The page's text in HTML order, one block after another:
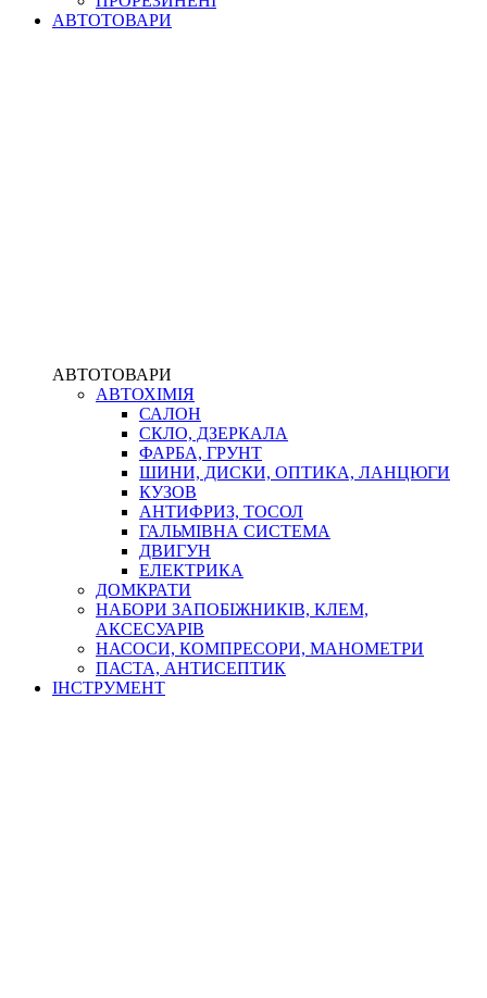
АВТОТОВАРИ
АВТОТОВАРИ
АВТОХІМІЯ
САЛОН
СКЛО, ДЗЕРКАЛА
ФАРБА, ГРУНТ
ШИНИ, ДИСКИ, ОПТИКА, ЛАНЦЮГИ
КУЗОВ
АНТИФРИЗ, ТОСОЛ
ГАЛЬМІВНА СИСТЕМА
ДВИГУН
ЕЛЕКТРИКА
ДОМКРАТИ
НАБОРИ ЗАПОБІЖНИКІВ, КЛЕМ,
АКСЕСУАРІВ
НАСОСИ, КОМПРЕСОРИ, МАНОМЕТРИ
ПАСТА, АНТИСЕПТИК
ІНСТРУМЕНТ